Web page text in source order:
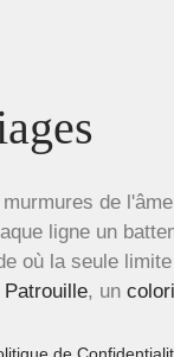
de
ligne un
où la seule
, un
de